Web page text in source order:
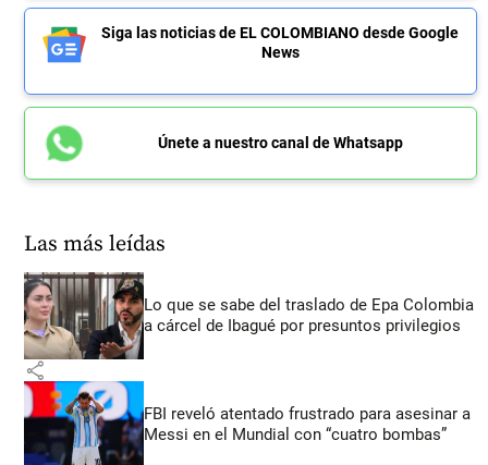
Siga las noticias de EL COLOMBIANO desde Google
News
Únete a nuestro canal de Whatsapp
Las más leídas
Lo que se sabe del traslado de Epa Colombia
a cárcel de Ibagué por presuntos privilegios
share
FBI reveló atentado frustrado para asesinar a
Messi en el Mundial con “cuatro bombas”